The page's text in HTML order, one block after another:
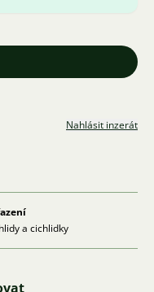
Nahlásit inzerát
a cichlidky